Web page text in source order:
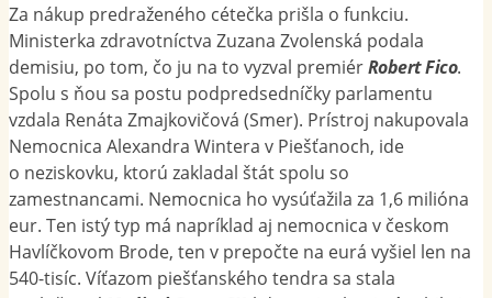
Za nákup predraženého cétečka prišla o funkciu.
Ministerka zdravotníctva Zuzana Zvolenská podala
demisiu, po tom, čo ju na to vyzval premiérRobert Fico.
Spolu s ňou sa postu podpredsedníčky parlamentu
vzdala Renáta Zmajkovičová (Smer). Prístroj nakupovala
Nemocnica Alexandra Wintera v Piešťanoch, ide
o neziskovku, ktorú zakladal štát spolu so
zamestnancami. Nemocnica ho vysúťažila za 1,6 milióna
eur. Ten istý typ má napríklad aj nemocnica v českom
Havlíčkovom Brode, ten v prepočte na eurá vyšiel len na
540-tisíc. Víťazom piešťanského tendra sa stala